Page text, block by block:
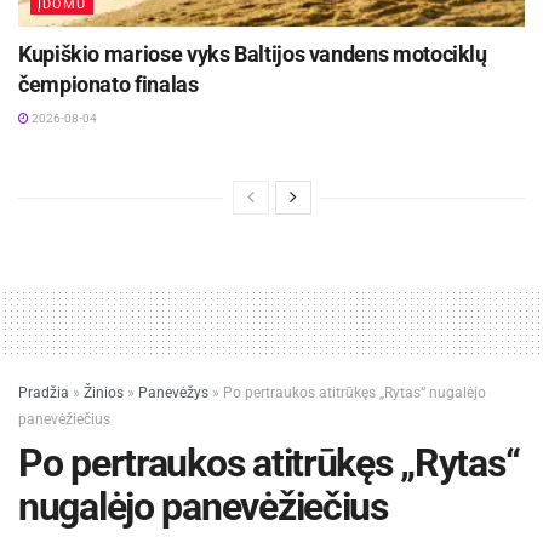
ĮDOMU
Kupiškio mariose vyks Baltijos vandens motociklų
čempionato finalas
2026-08-04
Pradžia » Žinios » Panevėžys » Po pertraukos atitrūkęs „Rytas“ nugalėjo
panevėžiečius
Po pertraukos atitrūkęs „Rytas“
nugalėjo panevėžiečius